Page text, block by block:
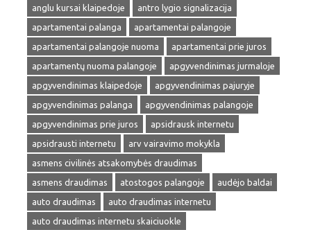
anglu kursai klaipedoje
antro lygio signalizacija
apartamentai palanga
apartamentai palangoje
apartamentai palangoje nuoma
apartamentai prie juros
apartamentų nuoma palangoje
apgyvendinimas jurmaloje
apgyvendinimas klaipedoje
apgyvendinimas pajuryje
apgyvendinimas palanga
apgyvendinimas palangoje
apgyvendinimas prie juros
apsidrausk internetu
apsidrausti internetu
arv vairavimo mokykla
asmens civilinės atsakomybės draudimas
asmens draudimas
atostogos palangoje
audėjo baldai
auto draudimas
auto draudimas internetu
auto draudimas internetu skaiciuokle